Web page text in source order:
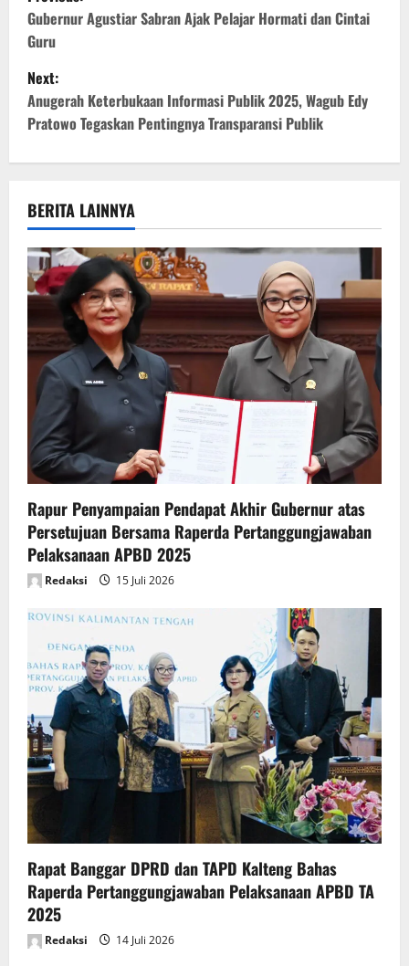
o
s
t
n
v
i
g
a
t
i
o
n
Gubernur Agustiar Sabran Ajak Pelajar Hormati dan Cintai
Guru
Next:
Anugerah Keterbukaan Informasi Publik 2025, Wagub Edy
Pratowo Tegaskan Pentingnya Transparansi Publik
BERITA LAINNYA
Rapur Penyampaian Pendapat Akhir Gubernur atas
Persetujuan Bersama Raperda Pertanggungjawaban
Pelaksanaan APBD 2025
Redaksi 15 Juli 2026
Rapat Banggar DPRD dan TAPD Kalteng Bahas
Raperda Pertanggungjawaban Pelaksanaan APBD TA
2025
Redaksi 14 Juli 2026